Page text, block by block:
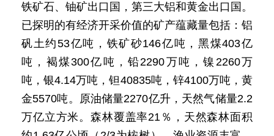
铁矿石、铀矿出口国，第三大铝和黄金出口国。
已探明的有经济开采价值的矿产蕴藏量包括：铝
矾土约53亿吨，铁矿砂146亿吨，黑煤403亿
吨，褐煤300亿吨，铅2290万吨，镍2260万
吨，银4.14万吨，钽40835吨，锌4100万吨，黄
金5570吨。原油储量2270亿升，天然气储量2.2
万亿立方米。森林覆盖率21％，天然森林面积